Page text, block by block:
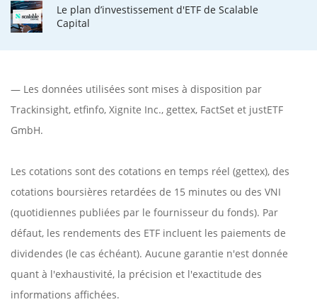
Le plan d’investissement d'ETF de Scalable
Capital
— Les données utilisées sont mises à disposition par
Trackinsight, etfinfo, Xignite Inc., gettex, FactSet et justETF
GmbH.
Les cotations sont des cotations en temps réel (gettex), des
cotations boursières retardées de 15 minutes ou des VNI
(quotidiennes publiées par le fournisseur du fonds). Par
défaut, les rendements des ETF incluent les paiements de
dividendes (le cas échéant). Aucune garantie n'est donnée
quant à l'exhaustivité, la précision et l'exactitude des
informations affichées.